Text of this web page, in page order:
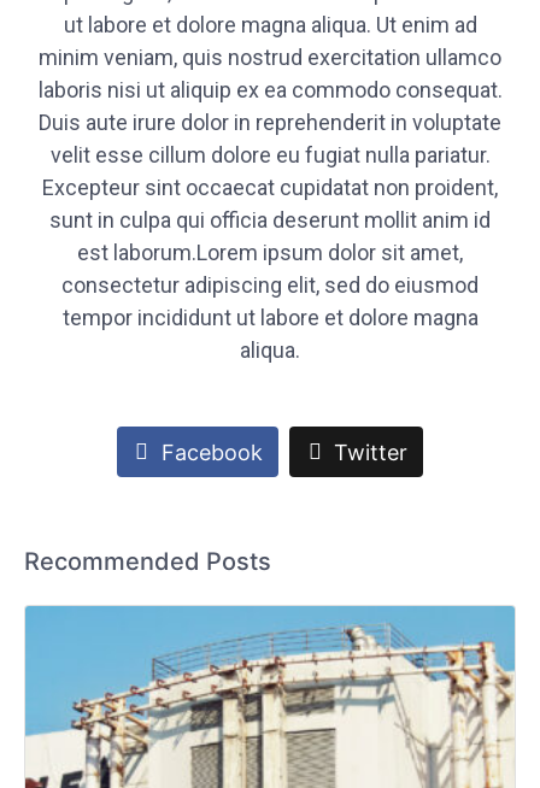
ut labore et dolore magna aliqua. Ut enim ad
minim veniam, quis nostrud exercitation ullamco
laboris nisi ut aliquip ex ea commodo consequat.
Duis aute irure dolor in reprehenderit in voluptate
velit esse cillum dolore eu fugiat nulla pariatur.
Excepteur sint occaecat cupidatat non proident,
sunt in culpa qui officia deserunt mollit anim id
est laborum.Lorem ipsum dolor sit amet,
consectetur adipiscing elit, sed do eiusmod
tempor incididunt ut labore et dolore magna
aliqua.
Facebook Twitter
Recommended Posts